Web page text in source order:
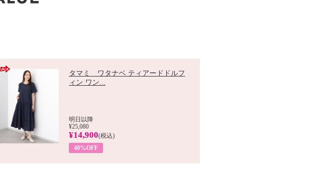
タマミ ワタナベ ティアードドルフ
ィン ワン...
明日以降
¥25,080
¥14,900(税込)
40%OFF